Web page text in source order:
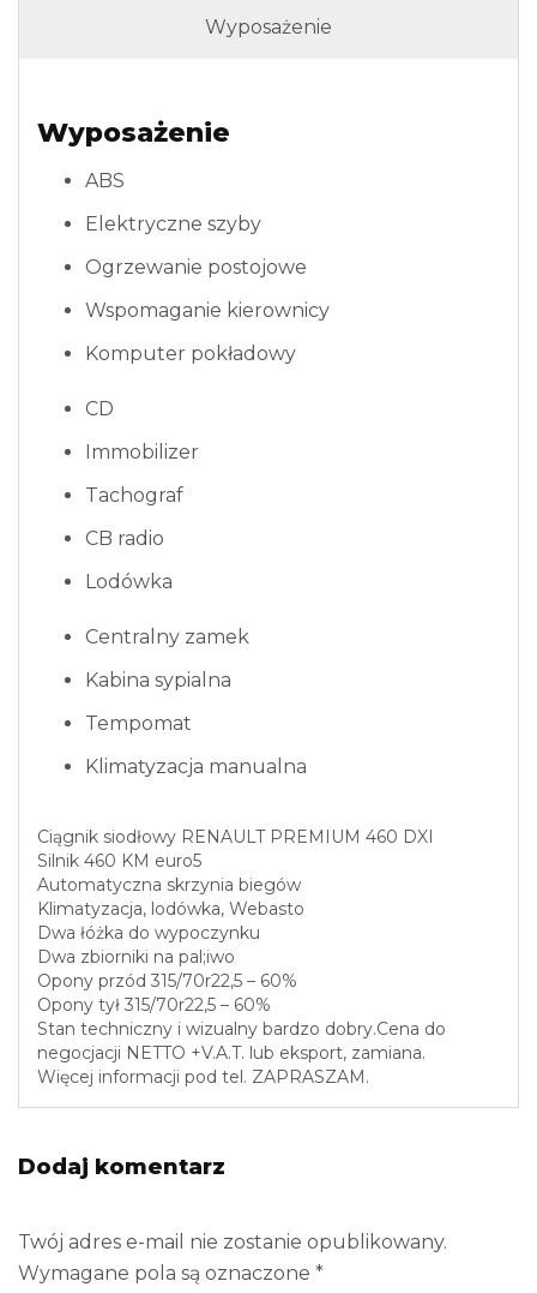
Wyposażenie
Wyposażenie
ABS
Elektryczne szyby
Ogrzewanie postojowe
Wspomaganie kierownicy
Komputer pokładowy
CD
Immobilizer
Tachograf
CB radio
Lodówka
Centralny zamek
Kabina sypialna
Tempomat
Klimatyzacja manualna
Ciągnik siodłowy RENAULT PREMIUM 460 DXI
Silnik 460 KM euro5
Automatyczna skrzynia biegów
Klimatyzacja, lodówka, Webasto
Dwa łóżka do wypoczynku
Dwa zbiorniki na pal;iwo
Opony przód 315/70r22,5 – 60%
Opony tył 315/70r22,5 – 60%
Stan techniczny i wizualny bardzo dobry.Cena do
negocjacji NETTO +V.A.T. lub eksport, zamiana.
Więcej informacji pod tel. ZAPRASZAM.
Dodaj komentarz
Twój adres e-mail nie zostanie opublikowany.
Wymagane pola są oznaczone *